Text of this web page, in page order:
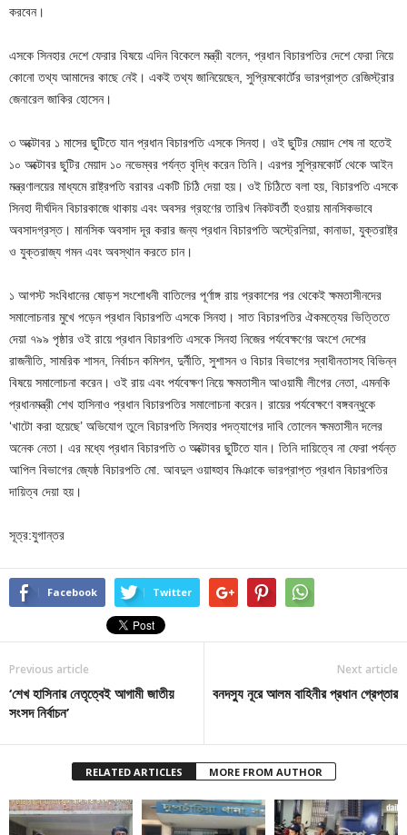
করবেন।
এসকে সিনহার দেশে ফেরার বিষয়ে এদিন বিকেলে মন্ত্রী বলেন, প্রধান বিচারপতির দেশে ফেরা নিয়ে
কোনো তথ্য আমাদের কাছে নেই। একই তথ্য জানিয়েছেন, সুপ্রিমকোর্টের ভারপ্রাপ্ত রেজিস্ট্রার
জেনারেল জাকির হোসেন।
৩ অক্টোবর ১ মাসের ছুটিতে যান প্রধান বিচারপতি এসকে সিনহা। ওই ছুটির মেয়াদ শেষ না হতেই
১০ অক্টোবর ছুটির মেয়াদ ১০ নভেম্বর পর্যন্ত বৃদ্ধি করেন তিনি। এরপর সুপ্রিমকোর্ট থেকে আইন
মন্ত্রণালয়ের মাধ্যমে রাষ্ট্রপতি বরাবর একটি চিঠি দেয়া হয়। ওই চিঠিতে বলা হয়, বিচারপতি এসকে
সিনহা দীর্ঘদিন বিচারকাজে থাকায় এবং অবসর গ্রহণের তারিখ নিকটবর্তী হওয়ায় মানসিকভাবে
অবসাদগ্রস্ত। মানসিক অবসাদ দূর করার জন্য প্রধান বিচারপতি অস্ট্রেলিয়া, কানাডা, যুক্তরাষ্ট্র
ও যুক্তরাজ্য গমন এবং অবস্থান করতে চান।
১ আগস্ট সংবিধানের ষোড়শ সংশোধনী বাতিলের পূর্ণাঙ্গ রায় প্রকাশের পর থেকেই ক্ষমতাসীনদের
সমালোচনার মুখে পড়েন প্রধান বিচারপতি এসকে সিনহা। সাত বিচারপতির ঐকমত্যের ভিত্তিতে
দেয়া ৭৯৯ পৃষ্ঠার ওই রায়ে প্রধান বিচারপতি এসকে সিনহা নিজের পর্যবেক্ষণের অংশে দেশের
রাজনীতি, সামরিক শাসন, নির্বাচন কমিশন, দুর্নীতি, সুশাসন ও বিচার বিভাগের স্বাধীনতাসহ বিভিন্ন
বিষয়ে সমালোচনা করেন। ওই রায় এবং পর্যবেক্ষণ নিয়ে ক্ষমতাসীন আওয়ামী লীগের নেতা, এমনকি
প্রধানমন্ত্রী শেখ হাসিনাও প্রধান বিচারপতির সমালোচনা করেন। রায়ের পর্যবেক্ষণে বঙ্গবন্ধুকে
‘খাটো করা হয়েছে’ অভিযোগ তুলে বিচারপতি সিনহার পদত্যাগের দাবি তোলেন ক্ষমতাসীন দলের
অনেক নেতা। এর মধ্যে প্রধান বিচারপতি ৩ অক্টোবর ছুটিতে যান। তিনি দায়িত্বে না ফেরা পর্যন্ত
আপিল বিভাগের জ্যেষ্ঠ বিচারপতি মো. আবদুল ওয়াহ্হাব মিঞাকে ভারপ্রাপ্ত প্রধান বিচারপতির
দায়িত্ব দেয়া হয়।
সূত্র:যুগান্তর
Facebook Twitter
Previous article
‘শেখ হাসিনার নেতৃত্বেই আগামী জাতীয়
সংসদ নির্বাচন’
Next article
বনদস্যু নূরে আলম বাহিনীর প্রধান গ্রেপ্তার
RELATED ARTICLES MORE FROM AUTHOR